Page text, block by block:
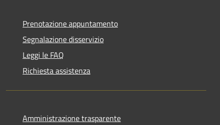
Prenotazione appuntamento
Segnalazione disservizio
Leggi le FAQ
Richiesta assistenza
Amministrazione trasparente